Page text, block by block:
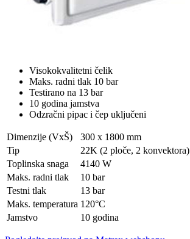
Visokokvalitetni čelik
Maks. radni tlak 10 bar
Testirano na 13 bar
10 godina jamstva
Odzračni pipac i čep uključeni
Dimenzije (VxŠ)
300 x 1800 mm
Tip
22K (2 ploče, 2 konvektora)
Toplinska snaga
4140 W
Maks. radni tlak
10 bar
Testni tlak
13 bar
Maks. temperatura 120°C
Jamstvo
10 godina